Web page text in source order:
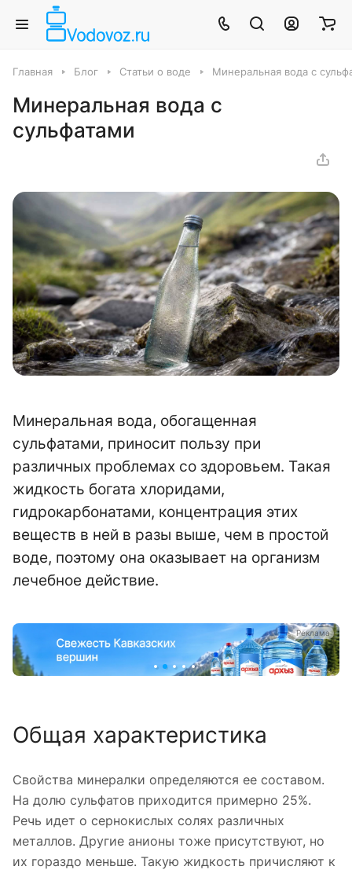
Главная Блог Статьи о воде Минеральная вода с
Минеральная вода с
сульфатами
Минеральная вода, обогащенная
сульфатами, приносит пользу при
различных проблемах со здоровьем. Такая
жидкость богата хлоридами,
гидрокарбонатами, концентрация этих
веществ в ней в разы выше, чем в простой
воде, поэтому она оказывает на организм
лечебное действие.
Реклама
Общая характеристика
Свойства минералки определяются ее составом.
На долю сульфатов приходится примерно 25%.
Речь идет о сернокислых солях различных
металлов. Другие анионы тоже присутствуют, но
их гораздо меньше. Такую жидкость причисляют к